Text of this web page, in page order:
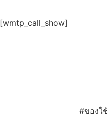
[wmtp_call_show]
#ของใ